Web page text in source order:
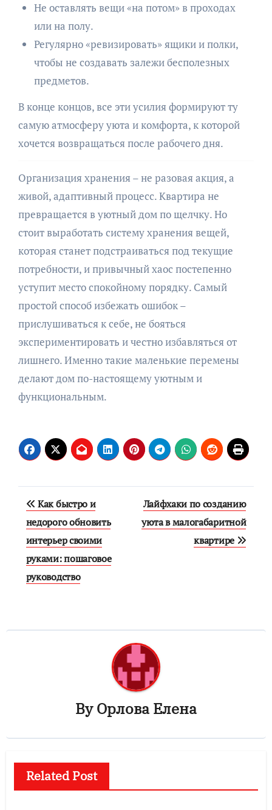
Не оставлять вещи «на потом» в проходах
или на полу.
Регулярно «ревизировать» ящики и полки,
чтобы не создавать залежи бесполезных
предметов.
В конце концов, все эти усилия формируют ту
самую атмосферу уюта и комфорта, к которой
хочется возвращаться после рабочего дня.
Организация хранения – не разовая акция, а
живой, адаптивный процесс. Квартира не
превращается в уютный дом по щелчку. Но
стоит выработать систему хранения вещей,
которая станет подстраиваться под текущие
потребности, и привычный хаос постепенно
уступит место спокойному порядку. Самый
простой способ избежать ошибок –
прислушиваться к себе, не бояться
экспериментировать и честно избавляться от
лишнего. Именно такие маленькие перемены
делают дом по-настоящему уютным и
функциональным.
Навигация
по
записям
Как быстро и
недорого обновить
интерьер своими
руками: пошаговое
руководство
Лайфхаки по созданию
уюта в малогабаритной
квартире
ByОрлова Елена
Related Post